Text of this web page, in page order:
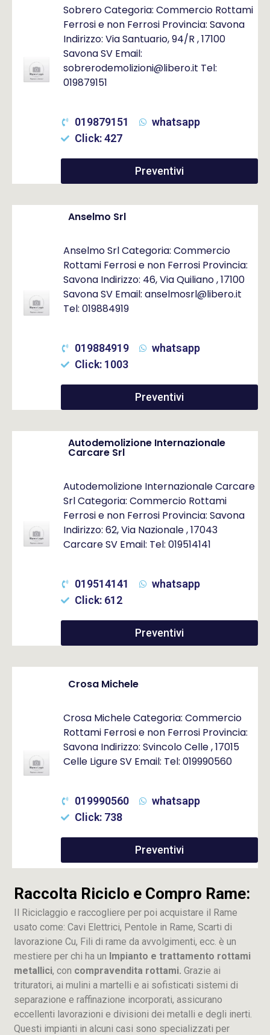
Sobrero Categoria: Commercio Rottami
Ferrosi e non Ferrosi Provincia: Savona
Indirizzo: Via Santuario, 94/R , 17100
Savona SV Email:
sobrerodemolizioni@libero.it Tel:
019879151
019879151
whatsapp
Click: 427
Preventivi
Anselmo Srl
Anselmo Srl Categoria: Commercio
Rottami Ferrosi e non Ferrosi Provincia:
Savona Indirizzo: 46, Via Quiliano , 17100
Savona SV Email: anselmosrl@libero.it
Tel: 019884919
019884919
whatsapp
Click: 1003
Preventivi
Autodemolizione Internazionale
Carcare Srl
Autodemolizione Internazionale Carcare
Srl Categoria: Commercio Rottami
Ferrosi e non Ferrosi Provincia: Savona
Indirizzo: 62, Via Nazionale , 17043
Carcare SV Email: Tel: 019514141
019514141
whatsapp
Click: 612
Preventivi
Crosa Michele
Crosa Michele Categoria: Commercio
Rottami Ferrosi e non Ferrosi Provincia:
Savona Indirizzo: Svincolo Celle , 17015
Celle Ligure SV Email: Tel: 019990560
019990560
whatsapp
Click: 738
Preventivi
Raccolta Riciclo e Compro Rame:
Il Riciclaggio e raccogliere per poi acquistare il Rame
usato come: Cavi Elettrici, Pentole in Rame, Scarti di
lavorazione Cu, Fili di rame da avvolgimenti, ecc. è un
mestiere per chi ha un Impianto e trattamento rottami
metallici, con compravendita rottami. Grazie ai
trituratori, ai mulini a martelli e ai sofisticati sistemi di
separazione e raffinazione incorporati, assicurano
eccellenti lavorazioni e divisioni dei metalli e degli inerti.
Questi impianti in alcuni casi sono specializzati per